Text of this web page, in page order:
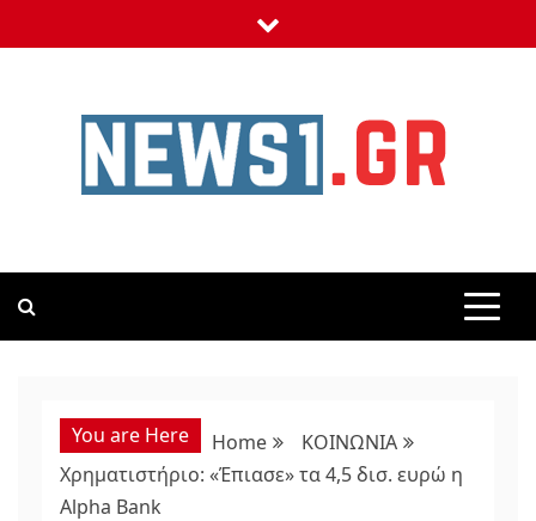
to
You are Here Home
ΚΟΙΝΩΝΙΑ
Χρηματιστήριο: «Έπιασε» τα 4,5 δισ. ευρώ η
Alpha Bank